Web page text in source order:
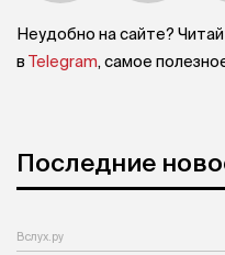
Неудобно на сайте?
в Telegram, самое
Последние
Вслух.ру